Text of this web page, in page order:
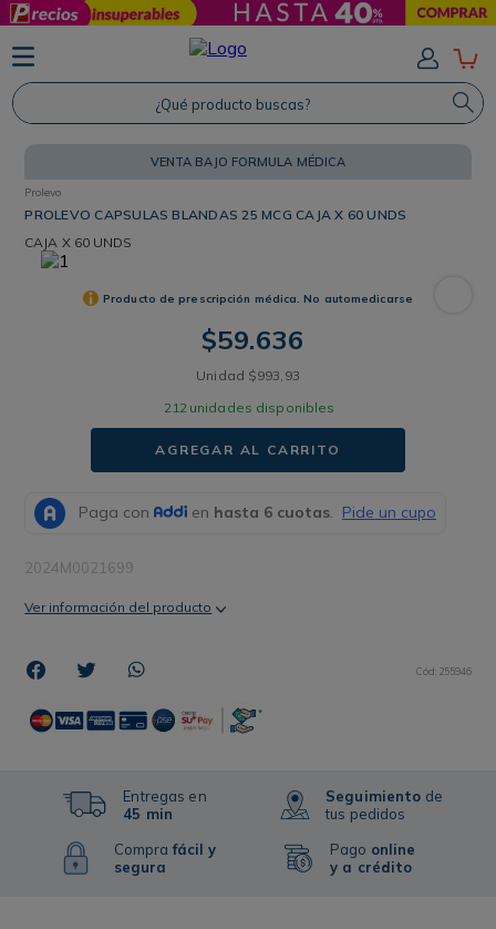
¿Qué producto buscas?
VENTA BAJO FORMULA MÉDICA
Prolevo
PROLEVO CAPSULAS BLANDAS 25 MCG CAJA X 60 UNDS
CAJA X 60 UNDS
Producto de prescripción médica. No automedicarse
$59.636
Unidad $993 93
212 unidades disponibles
AGREGAR AL CARRITO
2024M0021699
Ver información del producto
Cód: 255946
Entregas en
45 min
Comprafácil y
segura
Seguimiento de
tus pedidos
Pago online
y a crédito
TÉRMINOS MÁS BUSCADOS
1. Protector Solar
2. Proteina
4 Savvy